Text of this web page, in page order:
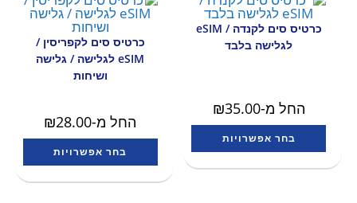
כרטיס סים לקנדה / eSIM
לגלישה בלבד
החל מ- ₪35.00
בחר אפשרויות
כרטיס סים לקפריסין /
eSIM לגלישה / גלישה
ושיחות
החל מ- ₪28.00
בחר אפשרויות